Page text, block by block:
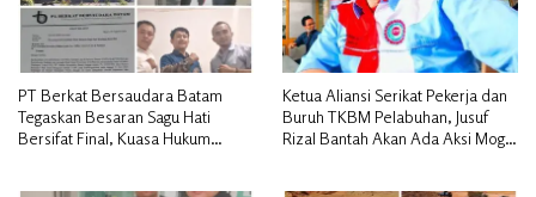
PT Berkat Bersaudara Batam
Tegaskan Besaran Sagu Hati
Bersifat Final, Kuasa Hukum
Ketua Aliansi Serikat Pekerja dan
Buruh TKBM Pelabuhan, Jusuf
Rizal Bantah Akan Ada Aksi Mogol